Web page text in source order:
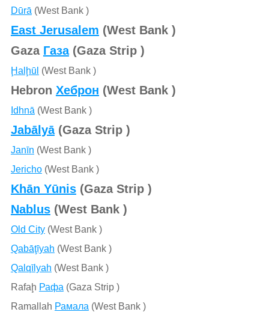
Dūrā (West Bank )
East Jerusalem (West Bank )
Gaza Газа(Gaza Strip )
Ḩalḩūl (West Bank )
Hebron Хеброн (West Bank )
Idhnā (West Bank )
Jabālyā(Gaza Strip )
Janīn (West Bank )
Jericho(West Bank )
Khān Yūnis(Gaza Strip )
Nablus(West Bank )
Old City(West Bank )
Qabāţīyah (West Bank )
Qalqīlyah (West Bank )
Rafaḩ Рафа (Gaza Strip )
Ramallah Рамала (West Bank )